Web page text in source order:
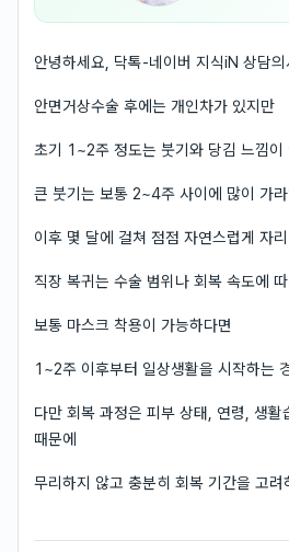
안녕하세요, 닥톡-네이버 지식iN 상담
안면거상수술 후에는 개인차가 있지만
초기 1~2주 정도는 붓기와 당김 느낌이
큰 붓기는 보통 2~4주 사이에 많이 가
이후 몇 달에 걸쳐 점점 자연스럽게 자
직장 복귀는 수술 범위나 회복 속도에
보통 마스크 착용이 가능하다면
1~2주 이후부터 일상생활을 시작하는
다만 회복 과정은 피부 상태, 연령, 생활
때문에
무리하지 않고 충분히 회복 기간을 고